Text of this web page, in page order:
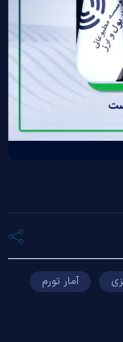
آمار تورم